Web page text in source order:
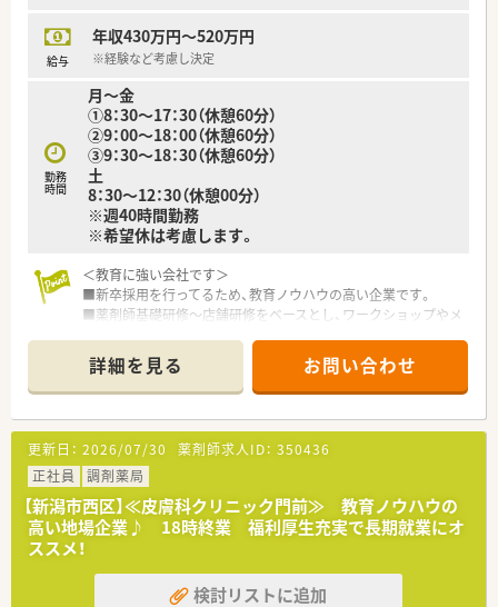
給与
年収430万円～520万円
※経験など考慮し決定
勤務
時間
月～金
①8：30～17：30（休憩60分）
②9：00～18：00（休憩60分）
③9：30～18：30（休憩60分）
土
8：30～12：30（休憩00分）
※週40時間勤務
※希望休は考慮します。
＜教育に強い会社です＞
■新卒採用を行ってるため、教育ノウハウの高い企業です。
■薬剤師基礎研修～店舗研修をベースとし、ワークショップやメ
ます。
■部門活動にも積極的で、店舗業務以外にも研修部や教育部など
多様な経験を積むことができます。
＜こんな薬局です＞
■2つのクリニックより処方箋を応需しています。内科、小児科、
整形外科がメインの診療科目です。
■処方枚数は1日120枚程度。来局数が多いため、正確さとスピ
ードどちらも身に着けることが可能です。
■西大通りから一本小道に入ったところに店舗を構えていま
す。
■シフト制を導入することで、残業時間が増えないよう配慮して
詳細を見る お問い合わせ
更新日： 2026/07/30 薬剤師求人ID： 350436
正社員
調剤薬局
【新潟市西区】≪皮膚科クリニック門前≫ 教育ノウハウの
高い地場企業♪ 18時終業 福利厚生充実で長期就業にオ
ススメ！
検討リストに追加